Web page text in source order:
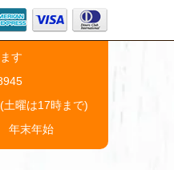
す
曜は17時まで)
年末年始